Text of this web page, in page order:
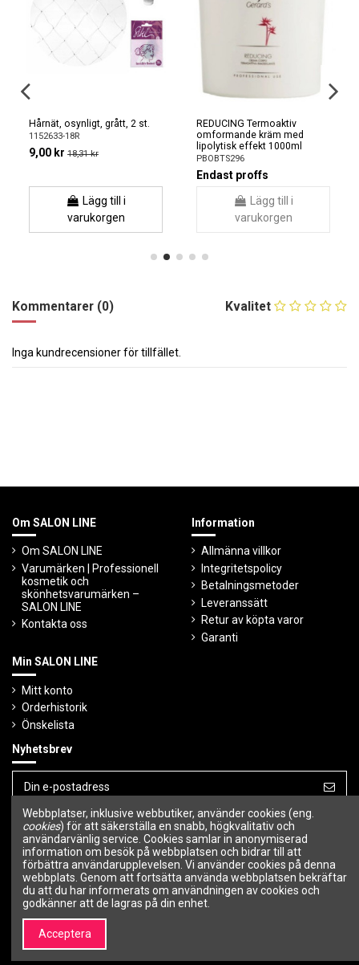
Hårnät, osynligt, grått, 2 st.
1152633-18R
9,00 kr 18,31 kr
Lägg till i
varukorgen
REDUCING Termoaktiv
omformande kräm med
lipolytisk effekt 1000ml
PBOBTS296
Endast proffs
Lägg till i
varukorgen
Kvalitet
Kommentarer (0)
Inga kundrecensioner för tillfället.
Om SALON LINE
Om SALON LINE
Varumärken | Professionell
kosmetik och
skönhetsvarumärken –
SALON LINE
Kontakta oss
Information
Allmänna villkor
Integritetspolicy
Betalningsmetoder
Leveranssätt
Retur av köpta varor
Garanti
Min SALON LINE
Mitt konto
Orderhistorik
Önskelista
Nyhetsbrev
Du kan avbryta prenumerationen när som
helst.
Följ oss
Webbplatser, inklusive webbutiker, använder cookies (eng.
cookies) för att säkerställa en snabb, högkvalitativ och
användarvänlig service. Cookies samlar in anonymiserad
information om besök på webbplatsen och bidrar till att
förbättra användarupplevelsen. Vi använder cookies på denna
webbplats. Genom att fortsätta använda webbplatsen bekräftar
du att du har informerats om användningen av cookies och
godkänner att de lagras på din enhet.
Acceptera